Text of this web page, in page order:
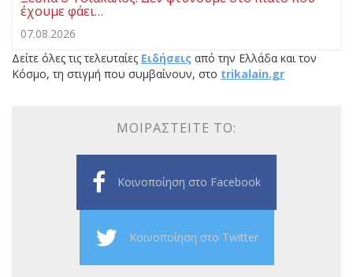
έχουμε φάει…
07.08.2026
Δείτε όλες τις τελευταίες Ειδήσεις από την Ελλάδα και τον
Κόσμο, τη στιγμή που συμβαίνουν, στο trikalain.gr
ΜΟΙΡΑΣΤΕΊΤΕ ΤΟ:
Κοινοποίηση στο Facebook
Κοινοποίηση στο Twitter